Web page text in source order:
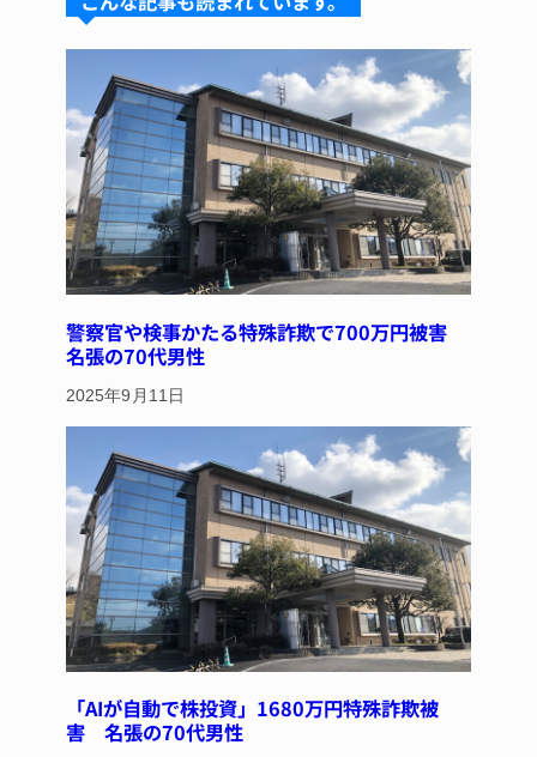
k
y
d
s
b
o
o
k
st
警察官や検事かたる特殊詐欺で700万円被害
名張の70代男性
2025年9月11日
「AIが自動で株投資」1680万円特殊詐欺被
害 名張の70代男性